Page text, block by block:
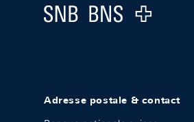
Logo
Adresse postale & contact